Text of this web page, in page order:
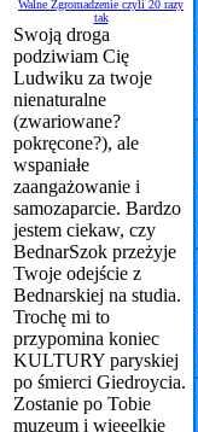
Walne Zgromadzenie czyli 20 razy
tak
Swoją droga
podziwiam Cię
Ludwiku za twoje
nienaturalne
(zwariowane?
pokręcone?), ale
wspaniałe
zaangażowanie i
samozaparcie. Bardzo
jestem ciekaw, czy
BednarSzok przeżyje
Twoje odejście z
Bednarskiej na studia.
Trochę mi to
przypomina koniec
KULTURY paryskiej
po śmierci Giedroycia.
Zostanie po Tobie
muzeum i wieeelkie